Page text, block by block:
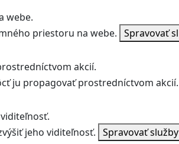
webe.
priestoru na webe. Spravovať
akcií.
ju propagovať prostredníctvom akcií.
jeho viditeľnosť. Spravovať